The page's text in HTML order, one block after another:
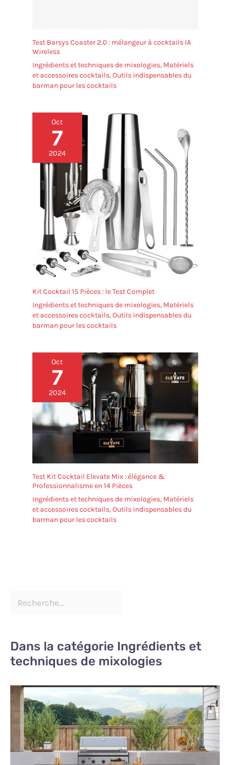
Test Barsys Coaster 2.0 : mélangeur à cocktails IA
Wireless
Ingrédients et techniques de mixologies, Matériels
et accessoires cocktails,Outils indispensables du
barman pour les cocktails
Oct
7
2024
Kit Cocktail 15 Pièces : le Test Complet
Ingrédients et techniques de mixologies, Matériels
et accessoires cocktails,Outils indispensables du
barman pour les cocktails
Oct
7
2024
Test Kit Cocktail Elevate Mix : élégance &
Professionnalisme en 14 Pièces
Ingrédients et techniques de mixologies, Matériels
et accessoires cocktails,Outils indispensables du
barman pour les cocktails
Dans la catégorie Ingrédients et
techniques de mixologies